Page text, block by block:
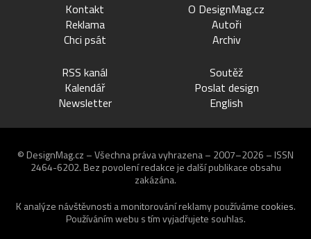
Kontakt
Reklama
Chci psát
O DesignMag.cz
Autoři
Archiv
RSS kanál
Kalendář
Newsletter
Soutěž
Poslat design
English
© DesignMag.cz – Všechna práva vyhrazena – 2007–2026 – ISSN
2464-6202. Bez povolení redakce je další publikace obsahu
zakázána.
K analýze návštěvnosti a monitorování reklamy používáme cookies.
Používáním webu s tím vyjadřujete souhlas.